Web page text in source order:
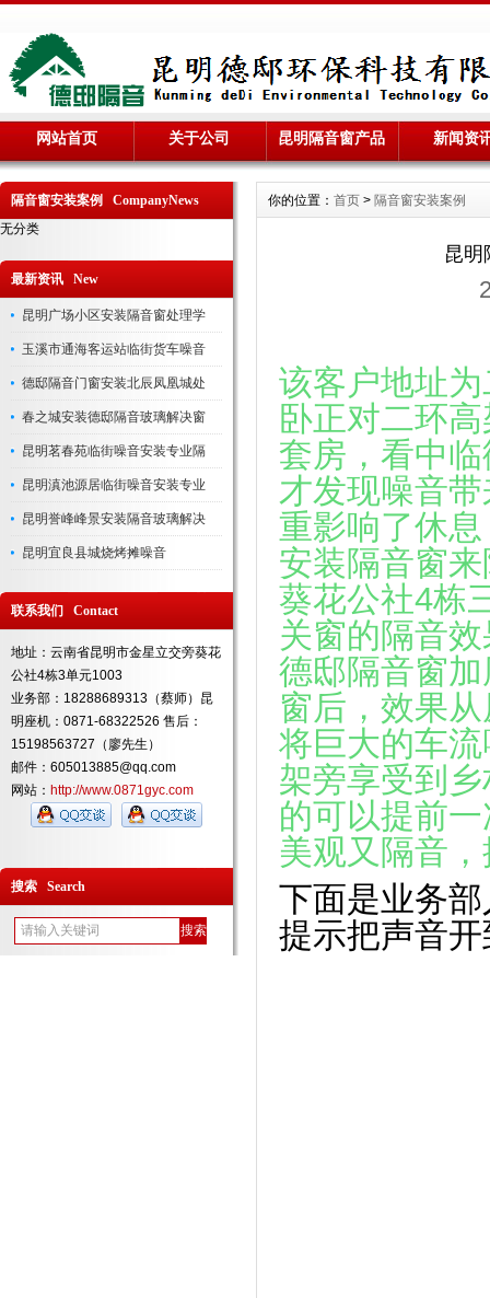
网站首页 关于公司 昆明隔音窗产品 新闻资
隔音窗安装案例 CompanyNews
无分类
最新资讯 New
昆明广场小区安装隔音窗处理学
玉溪市通海客运站临街货车噪音
德邸隔音门窗安装北辰凤凰城处
春之城安装德邸隔音玻璃解决窗
昆明茗春苑临街噪音安装专业隔
昆明滇池源居临街噪音安装专业
昆明誉峰峰景安装隔音玻璃解决
昆明宜良县城烧烤摊噪音
联系我们 Contact
地址：云南省昆明市金星立交旁葵花
公社4栋3单元1003
业务部：18288689313（蔡师）昆
明座机：0871-68322526 售后：
15198563727（廖先生）
邮件：605013885@qq.com
网站： http://www.0871gyc.com
搜索 Search
你的位置： 首页 > 隔音窗安装案例
昆明
该客户地址
卧正对二环
套房，看中
才发现噪音
重影响了休
安装隔音窗
葵花公社4栋
关窗的隔音
德邸隔音窗
窗后，效果
将巨大的车
架旁享受到
的可以提前
美观又隔音
下面是业务
提示把声音